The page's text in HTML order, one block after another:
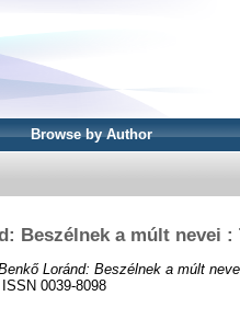
Browse by Author
Beszélnek a múlt nevei
Loránd: Beszélnek a múlt
0039-8098